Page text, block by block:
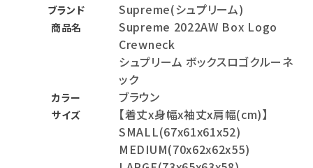
ブランド Supreme(シュプリーム)
商品名
Supreme 2022AW Box Logo
Crewneck
シュプリーム ボックスロゴクルーネ
ック
カラー ブラウン
サイズ
【着丈x身幅x袖丈x肩幅(cm)】
SMALL(67x61x61x52)
MEDIUM(70x62x62x55)